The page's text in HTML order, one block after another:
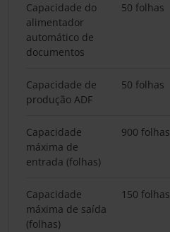
Capacidade do
alimentador
automático de
documentos
50 folhas
Capacidade de
produção ADF
50 folhas
Capacidade
máxima de
entrada (folhas)
900 folhas
Capacidade
máxima de saída
(folhas)
150 folhas